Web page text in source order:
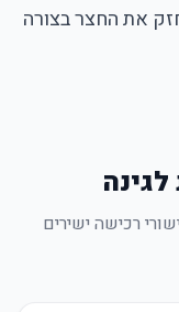
את החצר בצורה
רכישה ישירים